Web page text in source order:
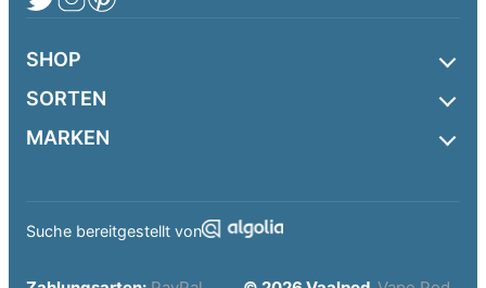
SHOP
SORTEN
MARKEN
Suche bereitgestellt von